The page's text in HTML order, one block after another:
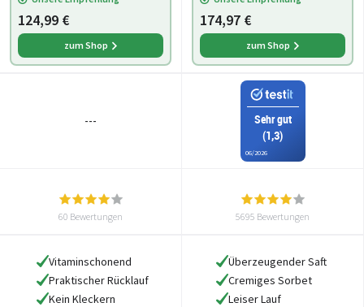
Obst,elektrisch Schwarz, Aufsatz für gefroren
124,99 €
zum Shop
174,97 €
zum Shop
---
Sehr gut
(1,3)
06/2026
60 Bewertungen 5695 Bewertungen
Vitaminschonend
Praktischer Rücklauf
Kein Kleckern
Überzeugender Saft
Cremiges Sorbet
Leiser Lauf